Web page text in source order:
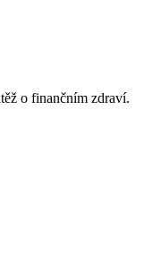
o finančním zdraví.